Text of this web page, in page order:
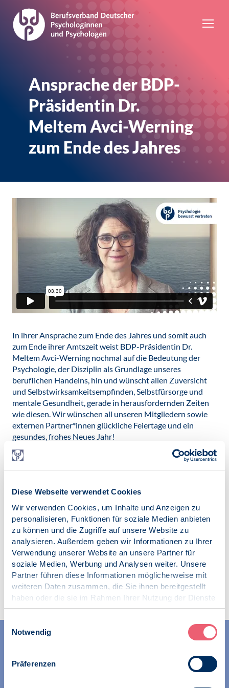
Diese Webseite verwendet Cookies
Wir verwenden Cookies, um Inhalte und Anzeigen zu
personalisieren, Funktionen für soziale Medien anbieten
zu können und die Zugriffe auf unsere Website zu
analysieren. Außerdem geben wir Informationen zu Ihrer
Verwendung unserer Website an unsere Partner für
soziale Medien, Werbung und Analysen weiter. Unsere
Partner führen diese Informationen möglicherweise mit
weiteren Daten zusammen, die Sie ihnen bereitgestellt
haben oder die sie im Rahmen Ihrer Nutzung der Dienste
gesammelt haben.
Einwilligungsauswahl
Notwendig
Präferenzen
Ansprache der BDP-
Präsidentin Dr.
Meltem Avci-Werning
zum Ende des Jahres
In ihrer Ansprache zum Ende des Jahres und somit auch
zum Ende ihrer Amtszeit weist BDP-Präsidentin Dr.
Meltem Avci-Werning nochmal auf die Bedeutung der
Psychologie, der Disziplin als Grundlage unseres
beruflichen Handelns, hin und wünscht allen Zuversicht
und Selbstwirksamkeitsempfinden, Selbstfürsorge und
mentale Gesundheit, gerade in herausfordernden Zeiten
wie diesen. Wir wünschen all unseren Mitgliedern sowie
externen Partner*innen glückliche Feiertage und ein
gesundes, frohes Neues Jahr!
Über
gelangen Sie direkt zum Video.
Veröffentlicht am:
Kategorien:
Zur Übersicht